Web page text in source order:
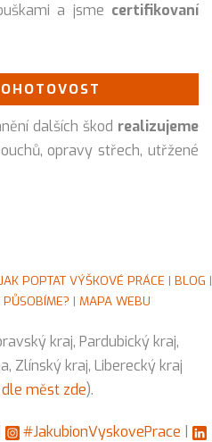
a jsme certifikovaní
dalších škod realizujeme
opravy střech, utřžené
JAK POPTAT VÝŠKOVÉ PRÁCE | BLOG |
| MAPA WEBU
kraj, Pardubický kraj,
Zlínský kraj, Liberecký kraj
měst zde).
#JakubionVyskovePrace